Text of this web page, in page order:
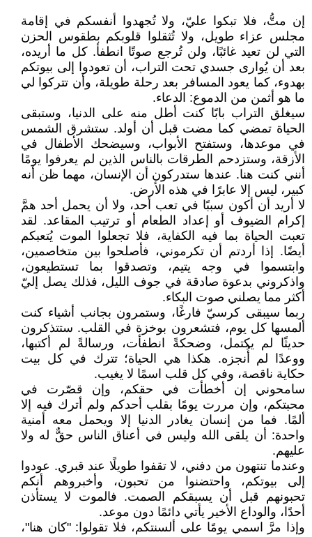
إن متُّ، فلا تبكوا عليّ، ولا تُجهدوا أنفسكم في إقامة
مجلس عزاء طويل، ولا تُثقلوا قلوبكم بطقوس الحزن
التي لن تعيد غائبًا، ولن تُرجع صوتًا انطفأ. كل ما أريده،
بعد أن يُوارى جسدي تحت التراب، أن تعودوا إلى بيوتكم
بهدوء، كما يعود المسافر بعد رحلة طويلة، وأن تتركوا لي
ما هو أثمن من الدموع: الدعاء.
سيغلق التراب بابًا كنت أطل منه على الدنيا، وستبقى
الحياة تمضي كما مضت قبل أن أولد. ستشرق الشمس
في موعدها، وستفتح الأبواب، وسيضحك الأطفال في
الأزقة، وستزدحم الطرقات بالناس الذين لم يعرفوا يومًا
أنني كنت هنا. عندها ستدركون أن الإنسان، مهما ظن أنه
كبير، ليس إلا عابرًا في هذه الأرض.
لا أريد أن أكون سببًا في تعب أحد، ولا أن يحمل أحد همَّ
إكرام الضيوف أو إعداد الطعام أو ترتيب المقاعد. لقد
تعبت الحياة بما فيه الكفاية، فلا تجعلوا الموت يُتعبكم
أيضًا. إذا أردتم أن تكرموني، فأصلحوا بين متخاصمين،
وابتسموا في وجه يتيم، وتصدقوا بما تستطيعون،
واذكروني بدعوة صادقة في جوف الليل، فذلك يصل إليّ
أكثر مما يصلني صوت البكاء.
ربما سيبقى كرسيّ فارغًا، وستمرون بجانب أشياء كنت
ألمسها كل يوم، فتشعرون بوخزة في القلب. ستتذكرون
حديثًا لم يكتمل، وضحكةً انطفأت، ورسالةً لم أكتبها،
ووعدًا لم أُنجزه. هكذا هي الحياة؛ تترك في كل بيت
حكاية ناقصة، وفي كل قلب اسمًا لا يغيب.
سامحوني إن أخطأت في حقكم، وإن قصّرت في
محبتكم، وإن مررت يومًا بقلب أحدكم ولم أترك فيه إلا
ألمًا. فما من إنسان يغادر الدنيا إلا ويحمل معه أمنية
واحدة: أن يلقى الله وليس في أعناق الناس حقٌّ له ولا
عليهم.
وعندما تنتهون من دفني، لا تقفوا طويلًا عند قبري. عودوا
إلى بيوتكم، واحتضنوا من تحبون، وأخبروهم أنكم
تحبونهم قبل أن يسبقكم الصمت. فالموت لا يستأذن
أحدًا، والوداع الأخير يأتي دائمًا دون موعد.
وإذا مرَّ اسمي يومًا على ألسنتكم، فلا تقولوا: "كان هنا"،